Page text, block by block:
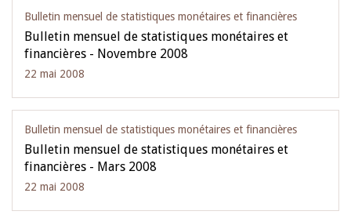
Bulletin mensuel de statistiques monétaires et financières
Bulletin mensuel de statistiques monétaires et
financières - Novembre 2008
22 mai 2008
Bulletin mensuel de statistiques monétaires et financières
Bulletin mensuel de statistiques monétaires et
financières - Mars 2008
22 mai 2008